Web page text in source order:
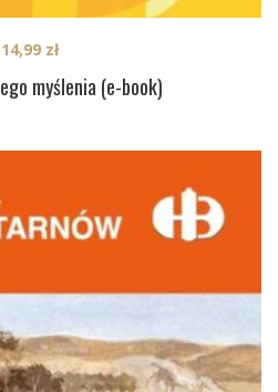
myślenia (e-book)
14,99 zł